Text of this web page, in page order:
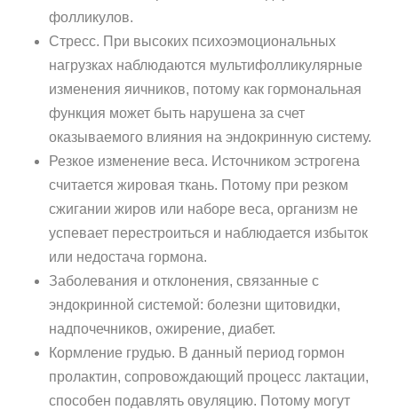
фолликулов.
Стресс. При высоких психоэмоциональных
нагрузках наблюдаются мультифолликулярные
изменения яичников, потому как гормональная
функция может быть нарушена за счет
оказываемого влияния на эндокринную систему.
Резкое изменение веса. Источником эстрогена
считается жировая ткань. Потому при резком
сжигании жиров или наборе веса, организм не
успевает перестроиться и наблюдается избыток
или недостача гормона.
Заболевания и отклонения, связанные с
эндокринной системой: болезни щитовидки,
надпочечников, ожирение, диабет.
Кормление грудью. В данный период гормон
пролактин, сопровождающий процесс лактации,
способен подавлять овуляцию. Потому могут